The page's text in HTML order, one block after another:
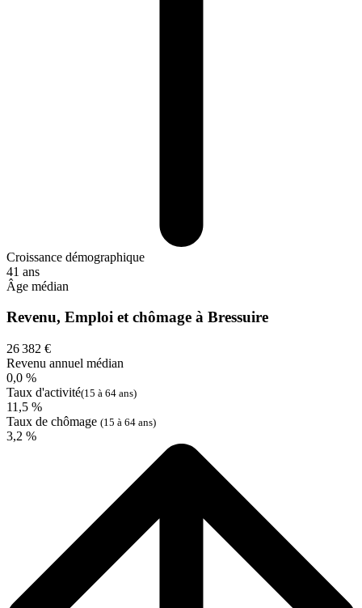
Croissance démographique
41 ans
Âge médian
Revenu, Emploi et chômage à Bressuire
26 382 €
Revenu annuel médian
0,0 %
Taux d'activité(15 à 64 ans)
11,5 %
Taux de chômage (15 à 64 ans)
3,2 %